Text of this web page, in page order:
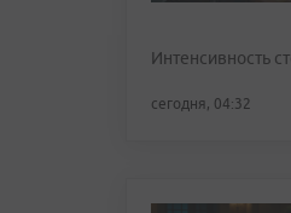
Интенсивность
сегодня, 04:32